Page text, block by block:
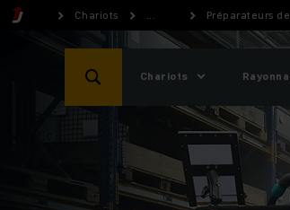
Chariots ... Préparateurs
Chariots